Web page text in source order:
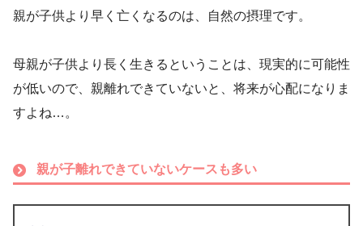
親が子供より早く亡くなるのは、自然の摂理です。
母親が子供より長く生きるということは、現実的に可能性
が低いので、親離れできていないと、将来が心配になりま
すよね…。
親が子離れできていないケースも多い